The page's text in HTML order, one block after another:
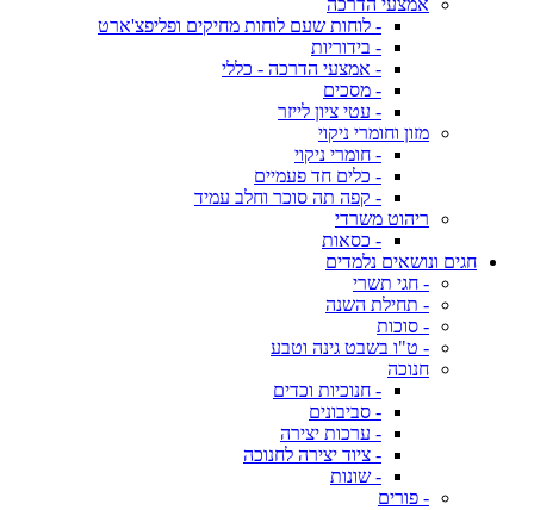
אמצעי הדרכה
- לוחות שעם לוחות מחיקים ופליפצ'ארט
- בידוריות
- אמצעי הדרכה - כללי
- מסכים
- עטי ציון לייזר
מזון וחומרי ניקוי
- חומרי ניקוי
- כלים חד פעמיים
- קפה תה סוכר וחלב עמיד
ריהוט משרדי
- כסאות
חגים ונושאים נלמדים
- חגי תשרי
- תחילת השנה
- סוכות
- ט"ו בשבט גינה וטבע
חנוכה
- חנוכיות וכדים
- סביבונים
- ערכות יצירה
- ציוד יצירה לחנוכה
- שונות
- פורים